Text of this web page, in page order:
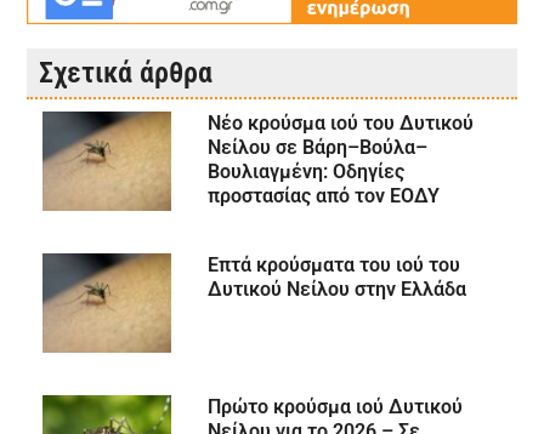
Σχετικά άρθρα
Νέο κρούσμα ιού του Δυτικού
Νείλου σε Βάρη–Βούλα–
Βουλιαγμένη: Οδηγίες
προστασίας από τον ΕΟΔΥ
Επτά κρούσματα του ιού του
Δυτικού Νείλου στην Ελλάδα
Πρώτο κρούσμα ιού Δυτικού